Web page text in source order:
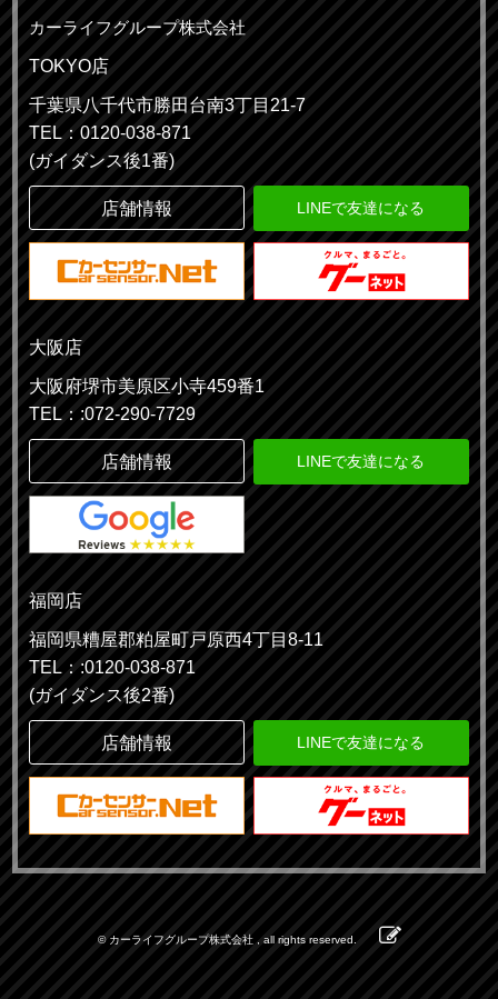
カーライフグループ株式会社
TOKYO店
千葉県八千代市勝田台南3丁目21-7
TEL：0120-038-871
(ガイダンス後1番)
店舗情報 LINEで友達になる
大阪店
大阪府堺市美原区小寺459番1
TEL：:072-290-7729
店舗情報 LINEで友達になる
福岡店
福岡県糟屋郡粕屋町戸原西4丁目8-11
TEL：:0120-038-871
(ガイダンス後2番)
店舗情報 LINEで友達になる
© カーライフグループ株式会社 , all rights reserved.